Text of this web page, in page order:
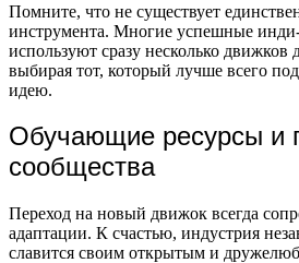
Помните, что не существует
инструмента. Многие успешные инди-
используют сразу несколько движков
выбирая тот, который лучше всего
идею.
Обучающие ресурсы и
сообщества
Переход на новый движок всегда
адаптации. К счастью, индустрия
славится своим открытым и